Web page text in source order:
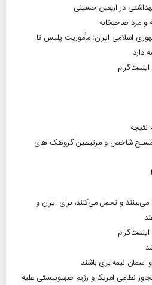
و مرد صاحبخانه
اسلامی ایران­: مأموریت پلیس تا
دارد
نفر از اشرار مسلح شاخص و مرتبطین گروهک های
و تحمل می‌کنند، برای ایران و
آسمان نیمه‌ابری باشند
نظامی آمریکا و رژیم صهیونیستی علیه